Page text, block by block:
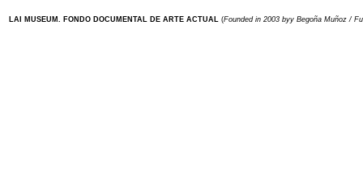
LAI MUSEUM. FONDO DOCUMENTAL DE ARTE ACTUAL (Founded in 2003 byy Begoña Muñoz /